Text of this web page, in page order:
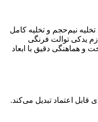
نیم‌حجم و تخلیه کامل
لوازم یدکی توالت فرنگی
و هماهنگی دقیق با ابعاد
قابل اعتماد تبدیل می‌کند.